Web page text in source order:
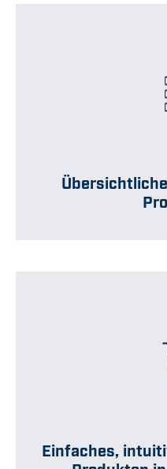
Einfaches,